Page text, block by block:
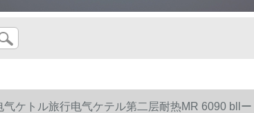
气ケトル旅行电气ケテル第二层耐热MR 6090 bllー